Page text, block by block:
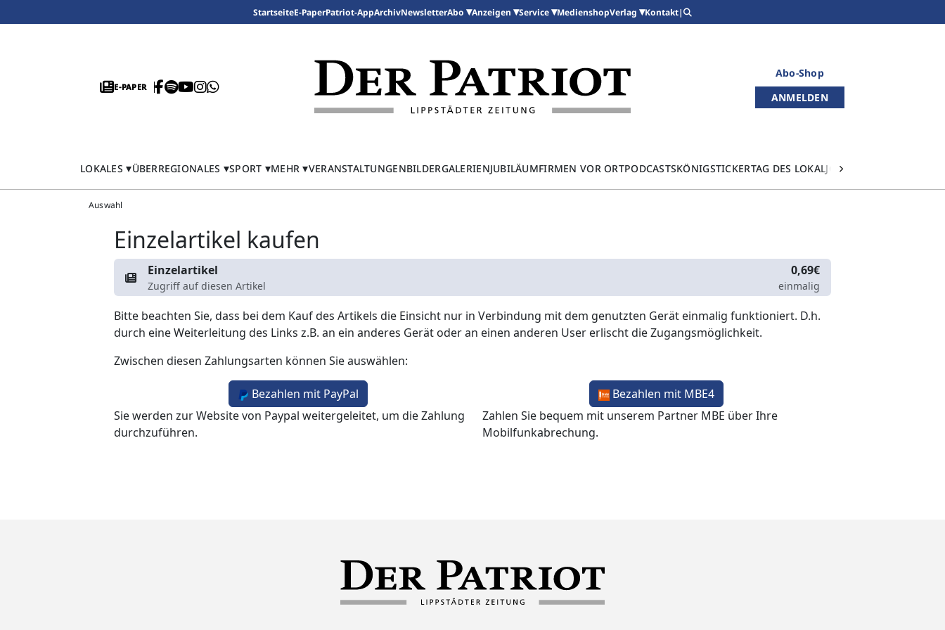
StartseiteE-PaperPatriot-AppArchivNewsletterAbo Anzeigen Service MedienshopVerlag Kontakt|
E-PAPER
Abo-Shop
ANMELDEN
LOKALES ÜBERREGIONALES SPORT MEHR VERANSTALTUNGENBILDERGALERIENJUBILÄUMFIRMEN VOR ORTPODCASTSKÖNIGSTICKERTAG DES LOKALJOURNALISMUS
Auswahl
Einzelartikel kaufen
Einzelartikel
Zugriff auf diesen Artikel
0,69€
einmalig
Bitte beachten Sie, dass bei dem Kauf des Artikels die Einsicht nur in Verbindung mit dem genutzten Gerät einmalig funktioniert. D.h.
durch eine Weiterleitung des Links z.B. an ein anderes Gerät oder an einen anderen User erlischt die Zugangsmöglichkeit.
Zwischen diesen Zahlungsarten können Sie auswählen:
Bezahlen mit PayPal
Sie werden zur Website von Paypal weitergeleitet, um die Zahlung
durchzuführen.
Bezahlen mit MBE4
Zahlen Sie bequem mit unserem Partner MBE über Ihre
Mobilfunkabrechung.